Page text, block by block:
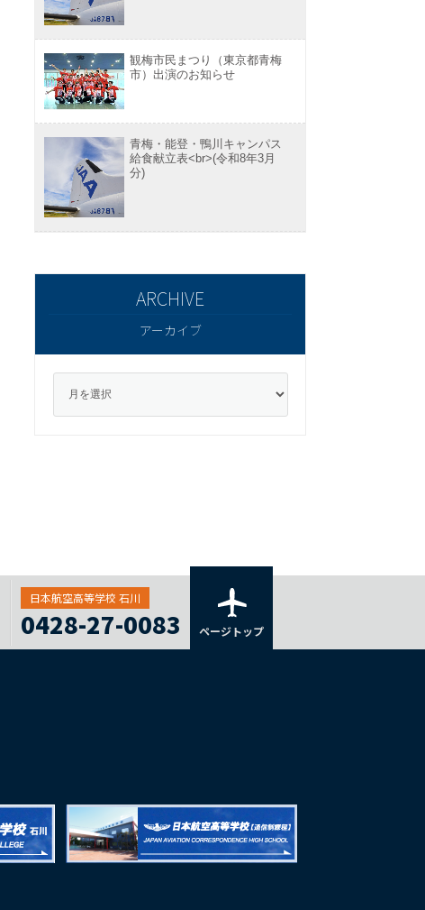
観梅市民まつり（東京都青梅
市）出演のお知らせ
青梅・能登・鴨川キャンパス
給食献立表<br>(令和8年3月
分)
アーカイブ
日本航空高等学校 石川
0428-27-0083 ページトップ